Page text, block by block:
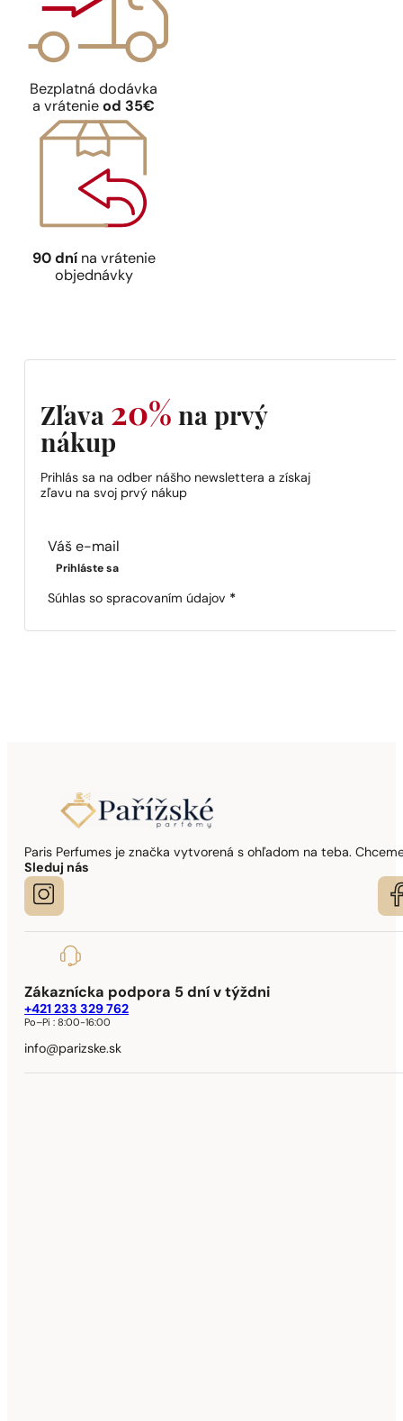
Bezplatná dodávka
a vrátenieod 35€
90 dnína vrátenie
objednávky
Zľava 20% na prvý
nákup
Prihlás sa na odber nášho newslettera a získaj
zľavu na svoj prvý nákup
Section
Prihláste sa
Súhlas so spracovaním údajov *
Paris Perfumes je značka vytvorená s ohľadom na teba.
Sleduj nás
Zákaznícka podpora 5 dní v týždni
+421 233 329 762
Po–Pi :8:00-16:00
info@parizske.sk